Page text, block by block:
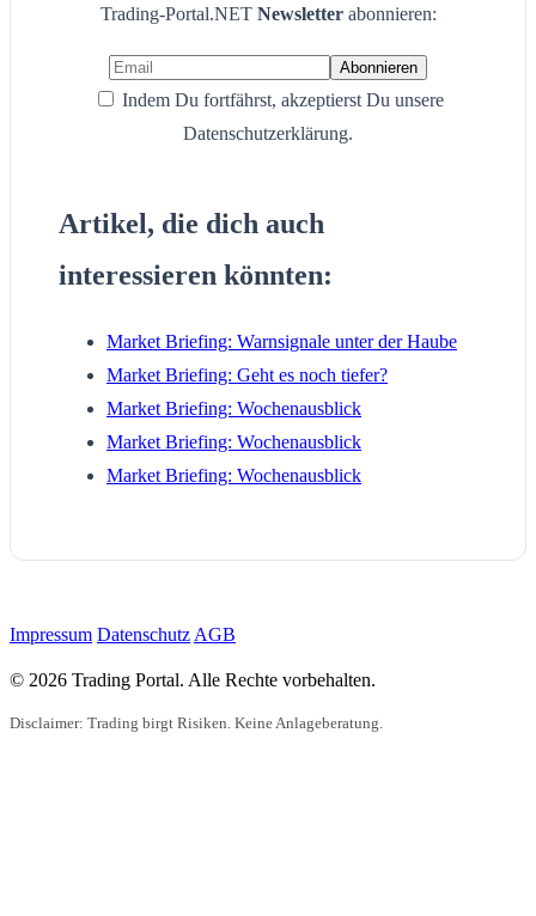
Trading-Portal.NET Newsletter abonnieren:
Indem Du fortfährst, akzeptierst Du unsere
Datenschutzerklärung.
Artikel, die dich auch
interessieren könnten:
Market Briefing: Warnsignale unter der Haube
Market Briefing: Geht es noch tiefer?
Market Briefing: Wochenausblick
Market Briefing: Wochenausblick
Market Briefing: Wochenausblick
Impressum Datenschutz AGB
© 2026 Trading Portal. Alle Rechte vorbehalten.
Disclaimer: Trading birgt Risiken. Keine Anlageberatung.